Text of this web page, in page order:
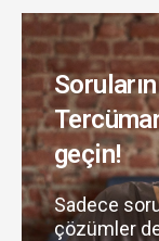
geçin!
Sadece
çözümler